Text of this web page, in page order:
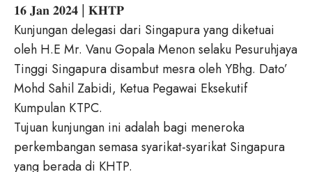
𝟏𝟔 𝐉𝐚𝐧 𝟐𝟎𝟐𝟒 | 𝐊𝐇𝐓𝐏
Kunjungan delegasi dari Singapura yang diketuai
oleh H.E Mr. Vanu Gopala Menon selaku Pesuruhjaya
Tinggi Singapura disambut mesra oleh YBhg. Dato’
Mohd Sahil Zabidi, Ketua Pegawai Eksekutif
Kumpulan KTPC.
Tujuan kunjungan ini adalah bagi meneroka
perkembangan semasa syarikat-syarikat Singapura
yang berada di KHTP.